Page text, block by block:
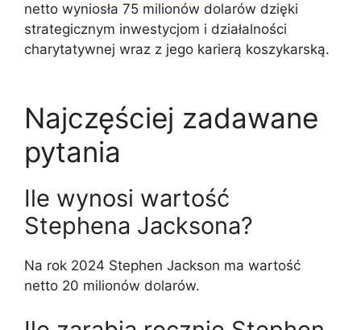
netto wyniosła 75 milionów dolarów dzięki
strategicznym inwestycjom i działalności
charytatywnej wraz z jego karierą koszykarską.
Najczęściej zadawane
pytania
Ile wynosi wartość
Stephena Jacksona?
Na rok 2024 Stephen Jackson ma wartość
netto 20 milionów dolarów.